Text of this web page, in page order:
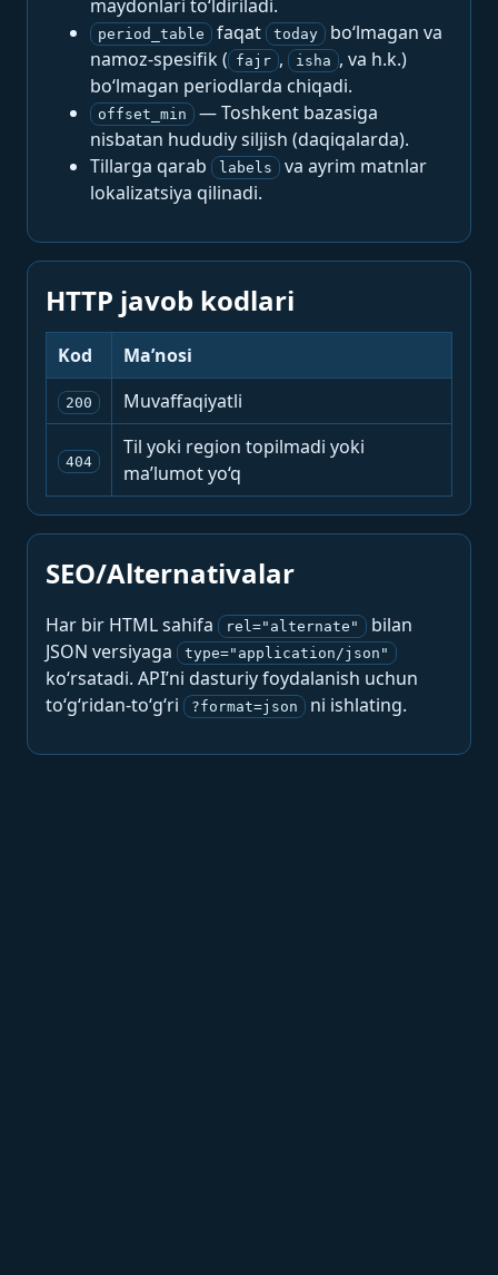
maydonlari to‘ldiriladi.
period_table faqat today
bo‘lmagan va
namoz-spesifik ( fajr , isha , va h.k.)
bo‘lmagan periodlarda chiqadi.
offset_min
— Toshkent bazasiga
nisbatan hududiy siljish (daqiqalarda).
Tillarga qarab
labels
va ayrim matnlar
lokalizatsiya qilinadi.
HTTP javob kodlari
Kod Ma’nosi
200 Muvaffaqiyatli
404
Til yoki region topilmadi yoki
ma’lumot yo‘q
SEO/Alternativalar
Har bir HTML sahifa rel="alternate"
bilan
JSON versiyaga
type="application/json"
ko‘rsatadi. API’ni dasturiy foydalanish uchun
to‘g‘ridan-to‘g‘ri
?format=json ni ishlating.